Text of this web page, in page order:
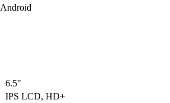
Android
6.5"
IPS LCD, HD+